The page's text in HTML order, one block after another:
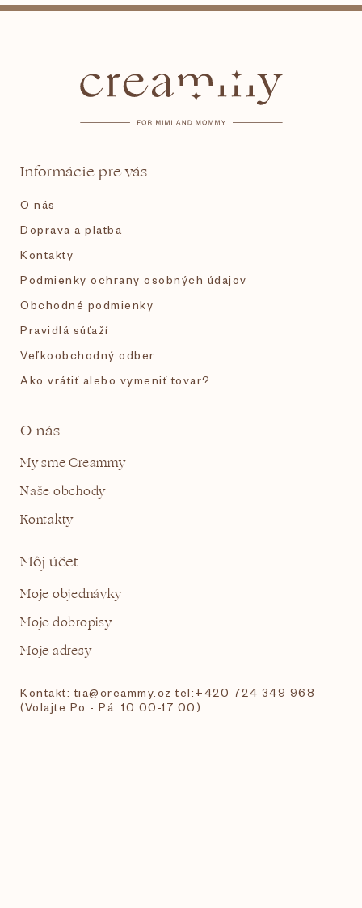
Informácie pre vás
O nás
Doprava a platba
Kontakty
Podmienky ochrany osobných údajov
Obchodné podmienky
Pravidlá súťaží
Veľkoobchodný odber
Ako vrátiť alebo vymeniť tovar?
O nás
My sme Creammy
Naše obchody
Kontakty
Môj účet
Moje objednávky
Moje dobropisy
Moje adresy
Kontakt: tia@creammy.cz tel:+420 724 349 968
(Volajte Po - Pá: 10:00-17:00)